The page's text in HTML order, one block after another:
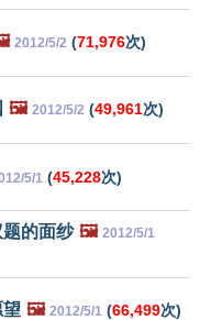
2012/5/2 (71,976次)
🖼️ 2012/5/2 (49,961次)
5/1 (45,228次)
的面纱 🖼️ 2012/5/1
望 🖼️ 2012/5/1 (66,499次)